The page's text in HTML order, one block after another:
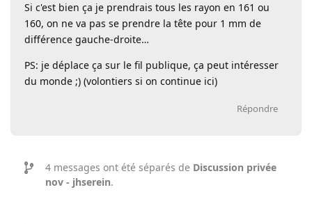
Si c'est bien ça je prendrais tous les rayon en 161 ou
160, on ne va pas se prendre la tête pour 1 mm de
différence gauche-droite…
PS: je déplace ça sur le fil publique, ça peut intéresser
du monde ;) (volontiers si on continue ici)
Répondre
4 messages ont été séparés de Discussion privée
nov - jhserein.